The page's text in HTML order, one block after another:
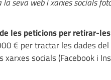
les peticions per retirar-
€ per tractar les dades
socials (Facebook i